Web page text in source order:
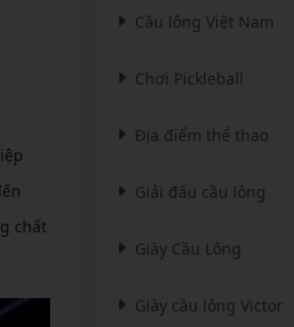
chất
Cầu lông Việt Nam
Chơi Pickleball
Địa điểm thể thao
Giải đấu cầu lông
Giày Cầu Lông
Giày cầu lông Victor